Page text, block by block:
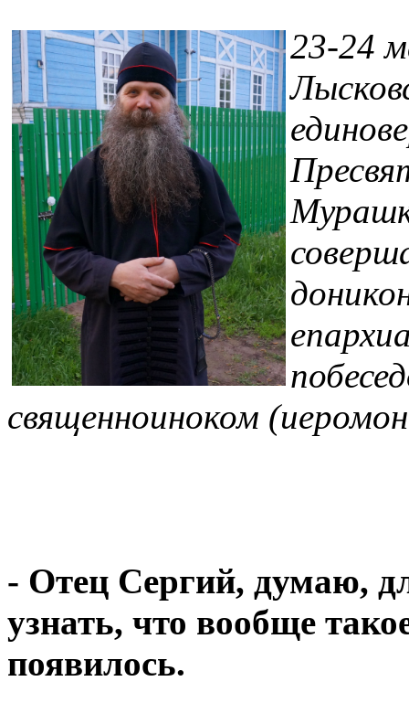
23-24
священноиноком
- Отец Сергий, думаю,
узнать, что вообще
появилось.